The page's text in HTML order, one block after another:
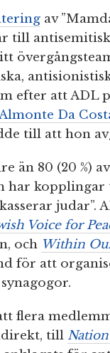
av
till
efter att ADL
Da
till att hon
än 80 (20 %)
har
judar”.
Voice for
och Within
för att
flera
till